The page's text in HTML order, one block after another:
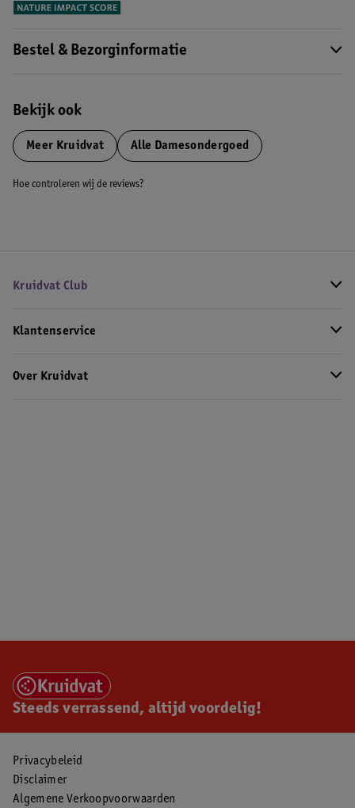
Bestel & Bezorginformatie
Bekijk ook
Meer Kruidvat Alle Damesondergoed
Hoe controleren wij de reviews?
Kruidvat Club
Klantenservice
Over Kruidvat
Steeds verrassend, altijd voordelig!
Privacybeleid
Disclaimer
Algemene Verkoopvoorwaarden